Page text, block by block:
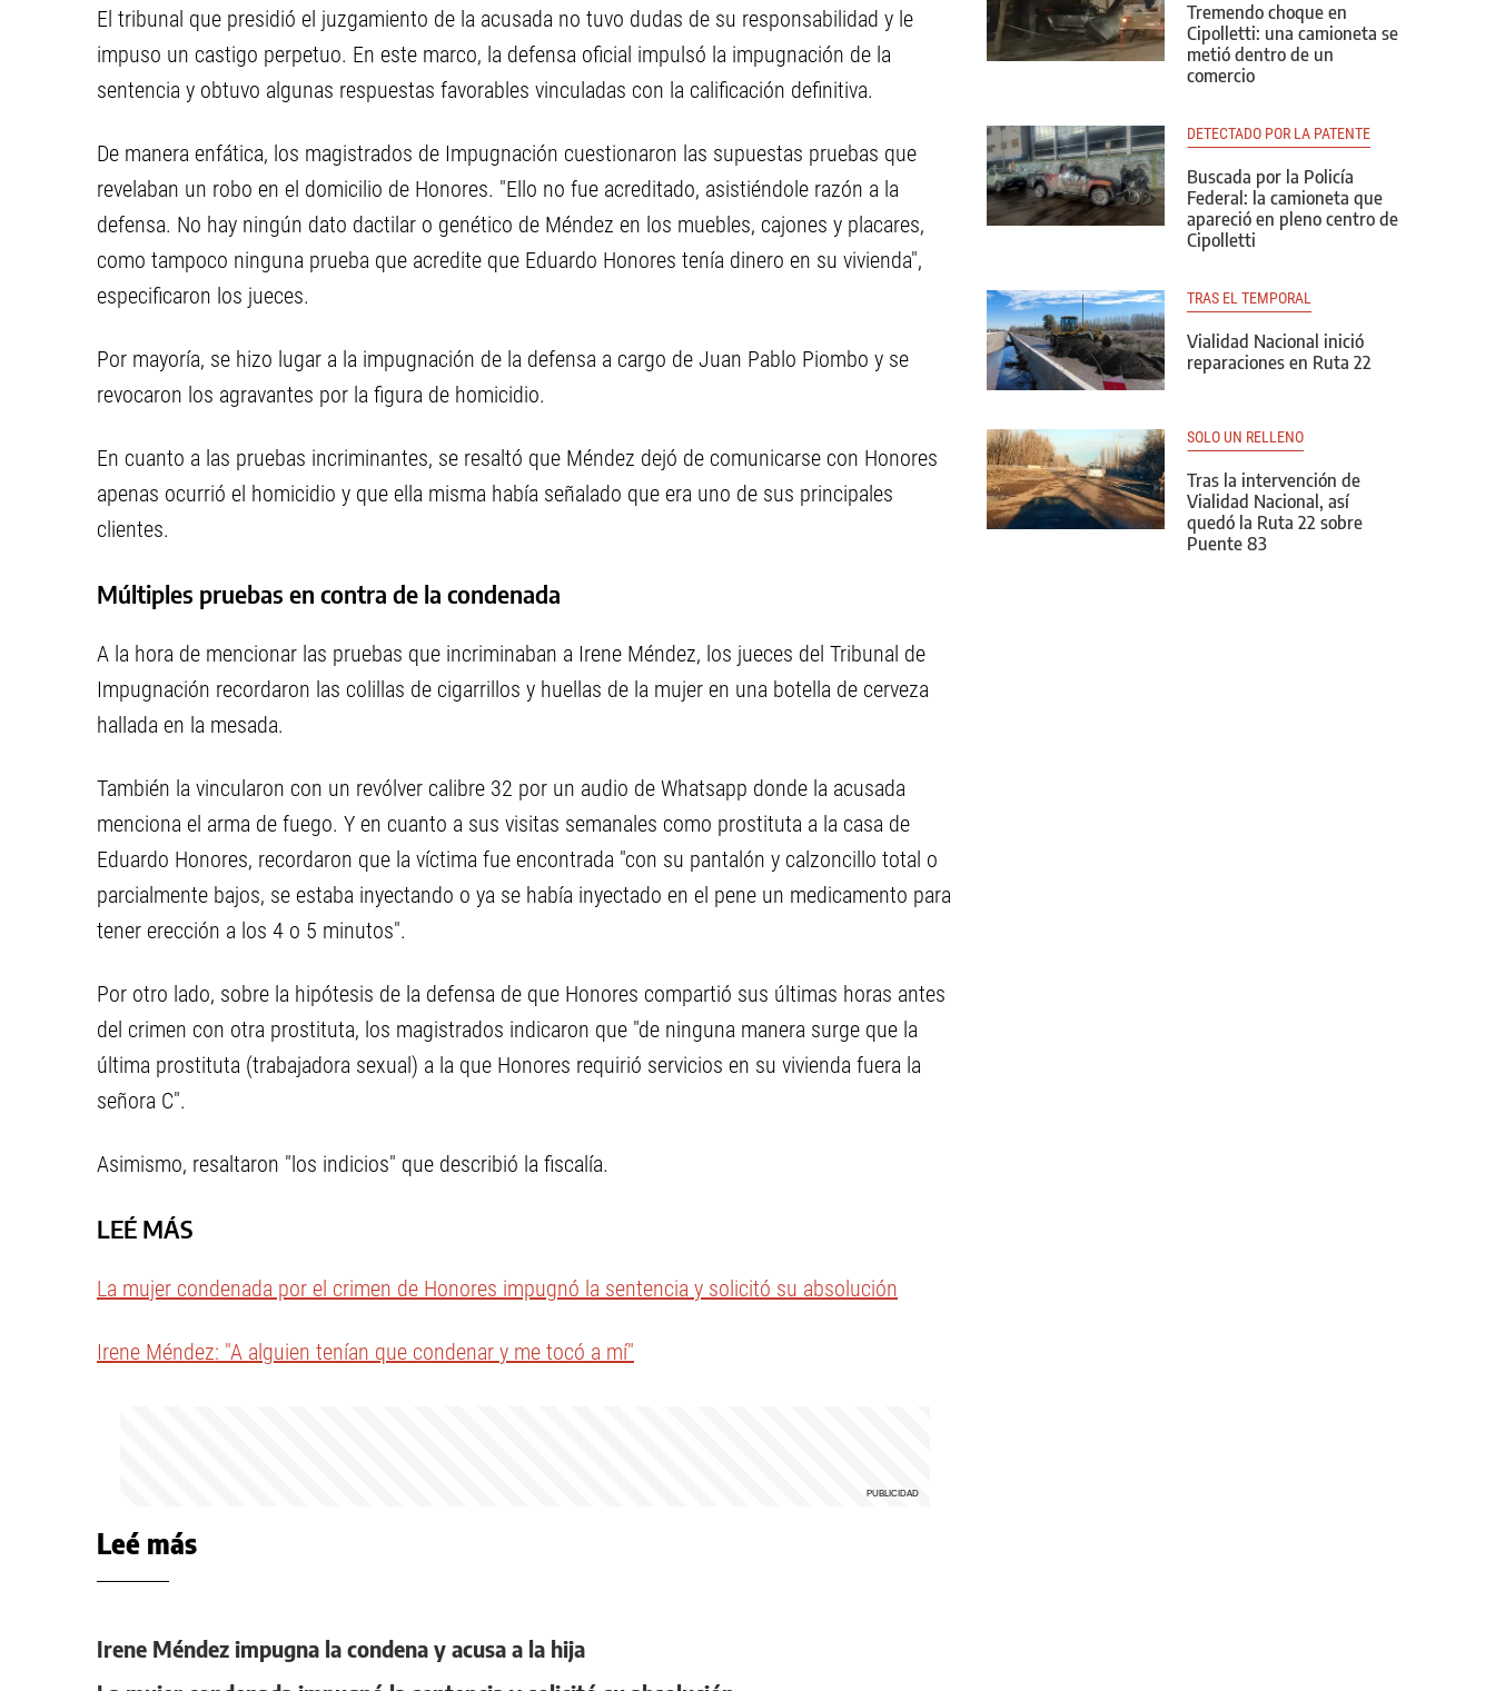
El tribunal que presidió el juzgamiento de la acusada no tuvo dudas de su responsabilidad y le
impuso un castigo perpetuo. En este marco, la defensa oficial impulsó la impugnación de la
sentencia y obtuvo algunas respuestas favorables vinculadas con la calificación definitiva.
De manera enfática, los magistrados de Impugnación cuestionaron las supuestas pruebas que
revelaban un robo en el domicilio de Honores. "Ello no fue acreditado, asistiéndole razón a la
defensa. No hay ningún dato dactilar o genético de Méndez en los muebles, cajones y placares,
como tampoco ninguna prueba que acredite que Eduardo Honores tenía dinero en su vivienda",
especificaron los jueces.
Por mayoría, se hizo lugar a la impugnación de la defensa a cargo de Juan Pablo Piombo y se
revocaron los agravantes por la figura de homicidio.
En cuanto a las pruebas incriminantes, se resaltó que Méndez dejó de comunicarse con Honores
apenas ocurrió el homicidio y que ella misma había señalado que era uno de sus principales
clientes.
Múltiples pruebas en contra de la condenada
A la hora de mencionar las pruebas que incriminaban a Irene Méndez, los jueces del Tribunal de
Impugnación recordaron las colillas de cigarrillos y huellas de la mujer en una botella de cerveza
hallada en la mesada.
También la vincularon con un revólver calibre 32 por un audio de Whatsapp donde la acusada
menciona el arma de fuego. Y en cuanto a sus visitas semanales como prostituta a la casa de
Eduardo Honores, recordaron que la víctima fue encontrada "con su pantalón y calzoncillo total o
parcialmente bajos, se estaba inyectando o ya se había inyectado en el pene un medicamento para
tener erección a los 4 o 5 minutos".
Por otro lado, sobre la hipótesis de la defensa de que Honores compartió sus últimas horas antes
del crimen con otra prostituta, los magistrados indicaron que "de ninguna manera surge que la
última prostituta (trabajadora sexual) a la que Honores requirió servicios en su vivienda fuera la
señora C".
Asimismo, resaltaron "los indicios" que describió la fiscalía.
LEÉ MÁS
La mujer condenada por el crimen de Honores impugnó la sentencia y solicitó su absolución
Irene Méndez: "A alguien tenían que condenar y me tocó a mí"
Leé más
Irene Méndez impugna la condena y acusa a la hija
Tremendo choque en
Cipolletti: una camioneta se
metió dentro de un
comercio
DETECTADO POR LA PATENTE
Buscada por la Policía
Federal: la camioneta que
apareció en pleno centro de
Cipolletti
TRAS EL TEMPORAL
Vialidad Nacional inició
reparaciones en Ruta 22
SOLO UN RELLENO
Tras la intervención de
Vialidad Nacional, así
quedó la Ruta 22 sobre
Puente 83